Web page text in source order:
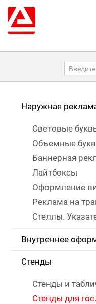
Наружная
Световые
Объемные
Баннерная
Лайтбоксы
Оформление
Реклама на
Стеллы.
Внутреннее
Стенды
Стенды и
Стенды для